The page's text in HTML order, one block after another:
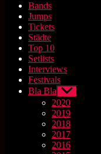
Bands
Jumps
Tickets
Städte
Top 10
Setlists
Interviews
Festivals
Bla Bla Untermenü
anzeigen
2020
2019
2018
2017
2016